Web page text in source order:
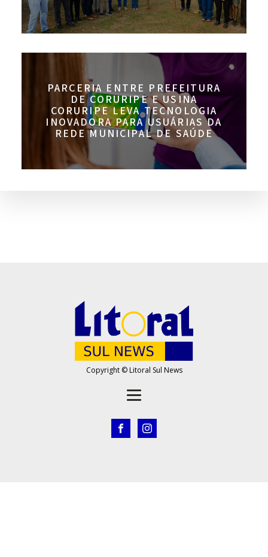
PARCERIA ENTRE PREFEITURA
DE CORURIPE E USINA
CORURIPE LEVA TECNOLOGIA
INOVADORA PARA USUÁRIAS DA
REDE MUNICIPAL DE SAÚDE
Copyright © Litoral Sul News